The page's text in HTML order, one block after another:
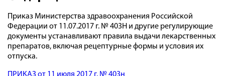
Приказ Министерства здравоохранения Российской
Федерации от 11.07.2017 г. № 403Н и другие регулирующие
документы устанавливают правила выдачи лекарственных
препаратов, включая рецептурные формы и условия их
отпуска.
ПРИКАЗ от 11 июля 2017 г. № 403н